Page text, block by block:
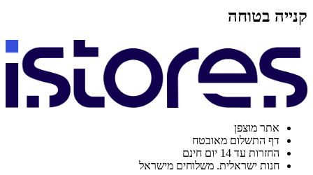
קנייה בטוחה
אתר מוצפן
דף התשלום מאובטח
החזרות עד 14 יום חינם
חנות ישראלית. משלוחים מישראל